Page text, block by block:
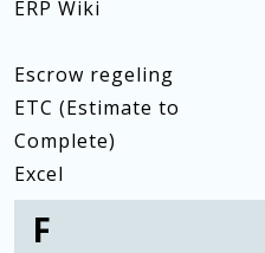
ERP Wiki
Escrow regeling
ETC (Estimate to
Complete)
Excel
F